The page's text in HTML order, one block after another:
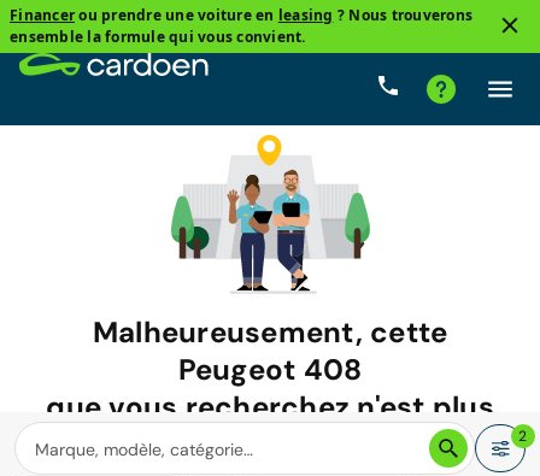
Financerou prendre une voiture en leasing ? Nous trouverons
ensemble la formule qui vous convient.
Malheureusement, cette
Peugeot 408
que vous recherchez n'est plus
disponible.
2